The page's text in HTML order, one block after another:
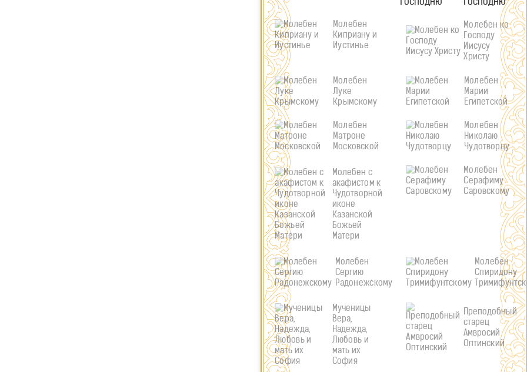
Господню
Молебен
Киприану и
Иустинье
Молебен ко
Господу
Иисусу
Христу
Молебен
Луке
Крымскому
Молебен
Марии
Египетской
Молебен
Матроне
Московской
Молебен
Николаю
Чудотворцу
Молебен с
акафистом к
Чудотворной
иконе
Казанской
Божьей
Матери
Молебен
Серафиму
Саровскому
Молебен
Сергию
Радонежскому
Молебен
Спиридону
Мученицы
Вера,
Надежда,
Любовь и
мать их
София
Преподобный
старец
Амвросий
Оптинский